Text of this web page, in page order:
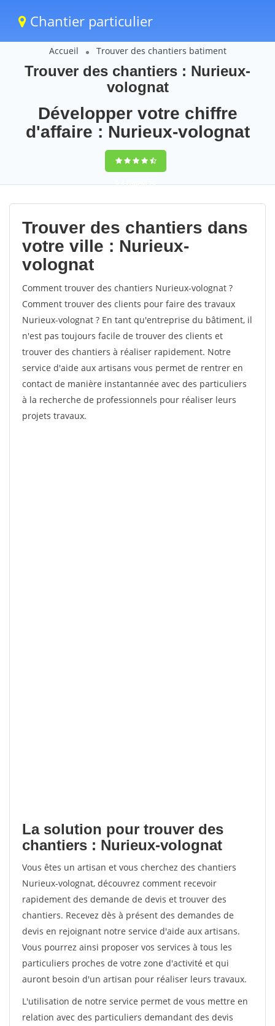
Chantier particulier
Accueil Trouver des chantiers batiment
Trouver des chantiers : Nurieux-
volognat
Développer votre chiffre
d'affaire : Nurieux-volognat
9,5(100%)70
votes
Trouver des chantiers dans
votre ville : Nurieux-
volognat
Comment trouver des chantiers Nurieux-volognat ?
Comment trouver des clients pour faire des travaux
Nurieux-volognat ? En tant qu'entreprise du bâtiment, il
n'est pas toujours facile de trouver des clients et
trouver des chantiers à réaliser rapidement. Notre
service d'aide aux artisans vous permet de rentrer en
contact de manière instantannée avec des particuliers
à la recherche de professionnels pour réaliser leurs
projets travaux.
La solution pour trouver des
chantiers : Nurieux-volognat
Vous êtes un artisan et vous cherchez des chantiers
Nurieux-volognat, découvrez comment recevoir
rapidement des demande de devis et trouver des
chantiers. Recevez dès à présent des demandes de
devis en rejoignant notre service d'aide aux artisans.
Vous pourrez ainsi proposer vos services à tous les
particuliers proches de votre zone d'activité et qui
auront besoin d'un artisan pour réaliser leurs travaux.
L'utilisation de notre service permet de vous mettre en
relation avec des particuliers demandant des devis